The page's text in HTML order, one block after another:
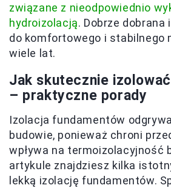
związane z nieodpowiednio
hydroizolacją. Dobrze
do komfortowego i stabilnego
wiele lat.
Jak skutecznie
– praktyczne porady
Izolacja fundamentów
budowie, ponieważ chroni
wpływa na termoizolacyjność
artykule znajdziesz kilka
lekką izolację fundamentów.